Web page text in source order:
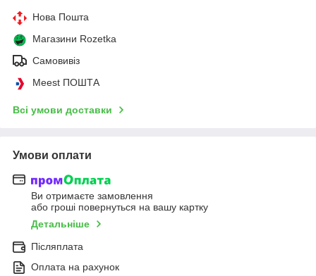
Нова Пошта
Магазини Rozetka
Самовивіз
Meest ПОШТА
Всі умови доставки
Умови оплати
Ви отримаєте замовлення
або гроші повернуться на вашу картку
Детальніше
Післяплата
Оплата на рахунок